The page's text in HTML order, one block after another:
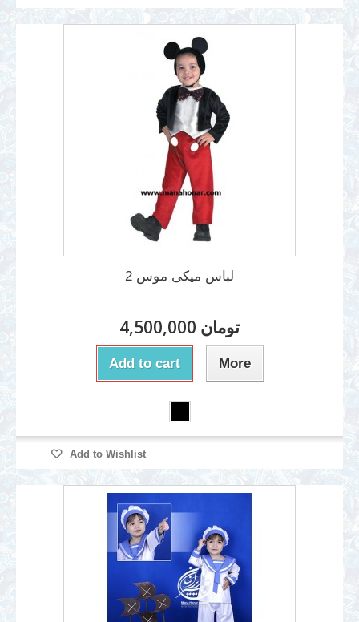
لباس میکی موس 2
4,500,000 تومان
Add to cart More
Add to Wishlist